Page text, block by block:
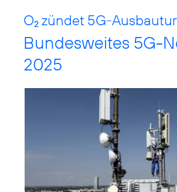
O2 zündet 5G-
Bundesweites 5G-
2025